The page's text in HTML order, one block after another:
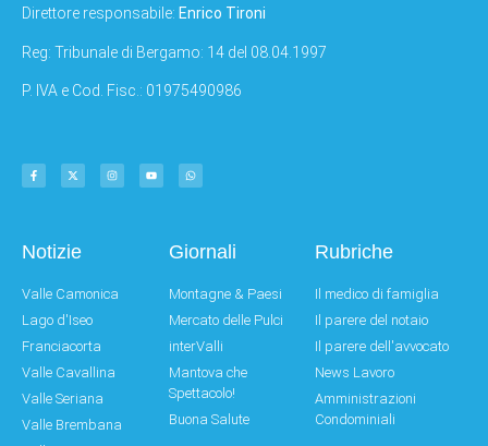
Direttore responsabile: Enrico Tironi
Reg: Tribunale di Bergamo: 14 del 08.04.1997
P. IVA e Cod. Fisc.: 01975490986
Notizie
Valle Camonica
Lago d'Iseo
Franciacorta
Valle Cavallina
Valle Seriana
Valle Brembana
Giornali
Montagne & Paesi
Mercato delle Pulci
interValli
Mantova che
Spettacolo!
Buona Salute
Rubriche
Il medico di famiglia
Il parere del notaio
Il parere dell'avvocato
News Lavoro
Amministrazioni
Condominiali